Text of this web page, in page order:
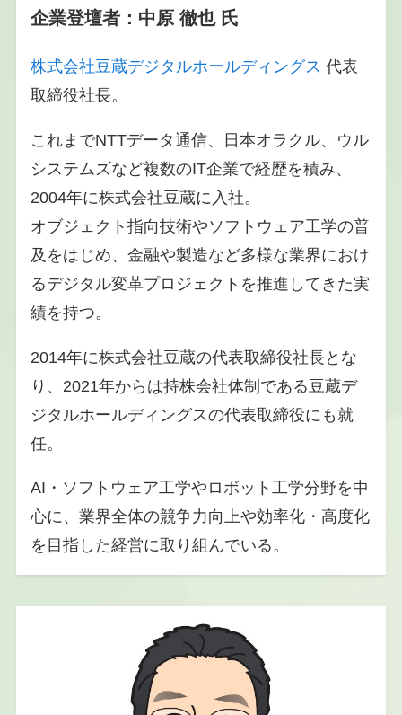
企業登壇者：中原 徹也 氏
株式会社豆蔵デジタルホールディングス 代表
取締役社長。
これまでNTTデータ通信、日本オラクル、ウル
システムズなど複数のIT企業で経歴を積み、
2004年に株式会社豆蔵に入社。
オブジェクト指向技術やソフトウェア工学の普
及をはじめ、金融や製造など多様な業界におけ
るデジタル変革プロジェクトを推進してきた実
績を持つ。
2014年に株式会社豆蔵の代表取締役社長とな
り、2021年からは持株会社体制である豆蔵デ
ジタルホールディングスの代表取締役にも就
任。
AI・ソフトウェア工学やロボット工学分野を中
心に、業界全体の競争力向上や効率化・高度化
を目指した経営に取り組んでいる。